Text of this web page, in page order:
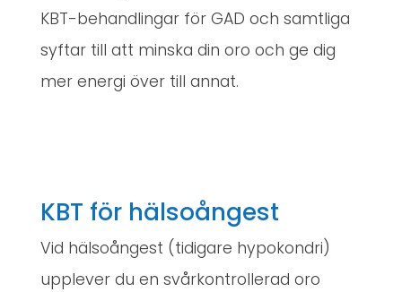
KBT-behandlingar för GAD och samtliga
syftar till att minska din oro och ge dig
mer energi över till annat.
KBT för hälsoångest
Vid hälsoångest (tidigare hypokondri)
upplever du en svårkontrollerad oro